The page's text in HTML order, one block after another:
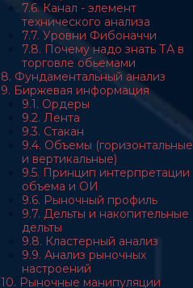
7.6. Канал - элемент
технического анализа
7.7. Уровни Фибоначчи
7.8. Почему надо знать ТА в
торговле обьемами
8. Фундаментальный анализ
9. Биржевая информация
9.1. Ордеры
9.2. Лента
9.3. Стакан
9.4. Объемы (горизонтальные
и вертикальные)
9.5. Принцип интерпретации
объема и ОИ
9.6. Рыночный профиль
9.7. Дельты и накопительные
дельты
9.8. Кластерный анализ
9.9. Анализ рыночных
настроений
10. Рыночные манипуляции